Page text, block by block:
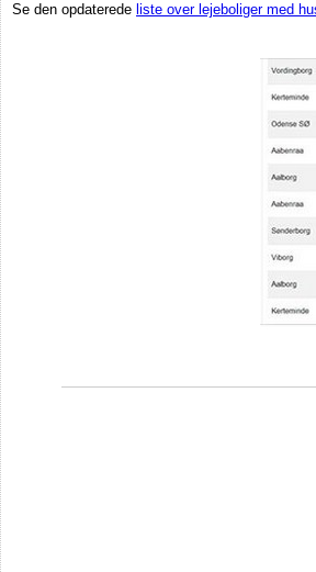
Se den opdaterede liste over lejeboliger med